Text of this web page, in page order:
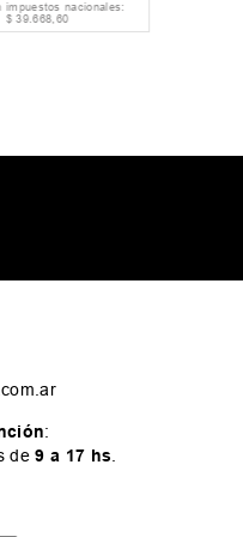
impuestos nacionales:
$ 39.668,60
:
de9 a 17 hs